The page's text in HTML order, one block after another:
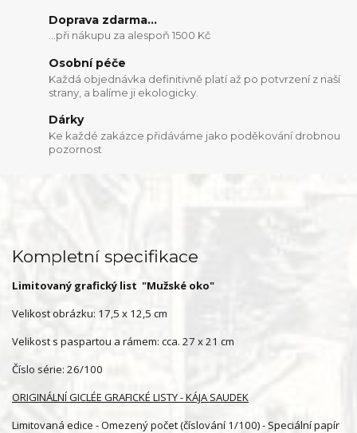
Doprava zdarma...
...při nákupu za alespoň 1500 Kč
Osobní péče
Každá objednávka definitivně platí až po potvrzení z naší
strany, a balíme ji ekologicky.
Dárky
Ke každé zakázce přidáváme jako poděkování drobnou
pozornost
Kompletní specifikace
Limitovaný grafický list "Mužské oko"
Velikost obrázku: 17,5 x 12,5 cm
Velikost s paspartou a rámem: cca. 27 x 21 cm
Číslo série: 26/100
ORIGINÁLNÍ GICLÉE GRAFICKÉ LISTY - KÁJA SAUDEK
Limitovaná edice - Omezený počet (číslování 1/100) - Speciální papír